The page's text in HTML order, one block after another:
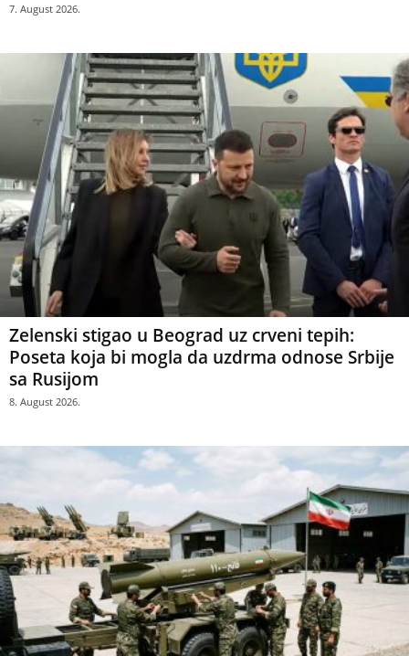
7. August 2026.
Zelenski stigao u Beograd uz crveni tepih:
Poseta koja bi mogla da uzdrma odnose Srbije
sa Rusijom
8. August 2026.